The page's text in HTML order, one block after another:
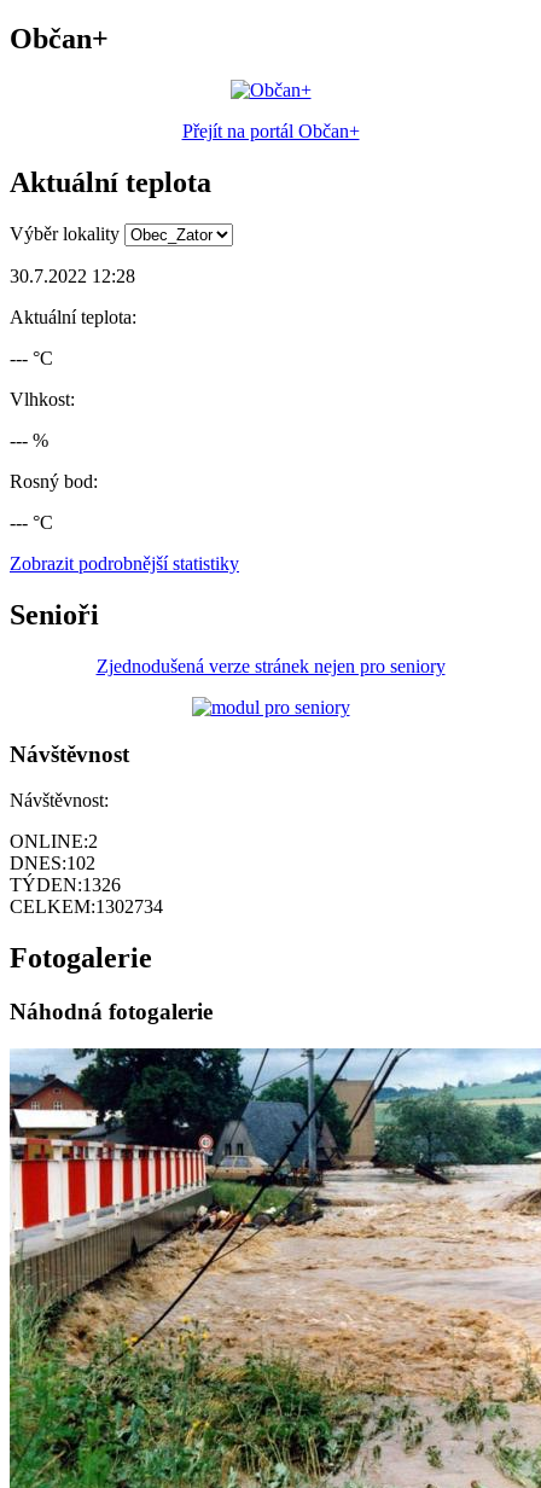
Občan+
Přejít na portál Občan+
Aktuální teplota
Výběr lokality
30.7.2022 12:28
Aktuální teplota:
--- °C
Vlhkost:
--- %
Rosný bod:
--- °C
Zobrazit podrobnější statistiky
Senioři
Zjednodušená verze stránek nejen pro seniory
Návštěvnost
Návštěvnost:
ONLINE:2
DNES:102
TÝDEN:1326
CELKEM:1302734
Fotogalerie
Náhodná fotogalerie